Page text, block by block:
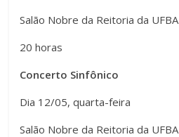
Salão Nobre da Reitoria da UFBA
20 horas
Concerto Sinfônico
Dia 12/05, quarta-feira
Salão Nobre da Reitoria da UFBA